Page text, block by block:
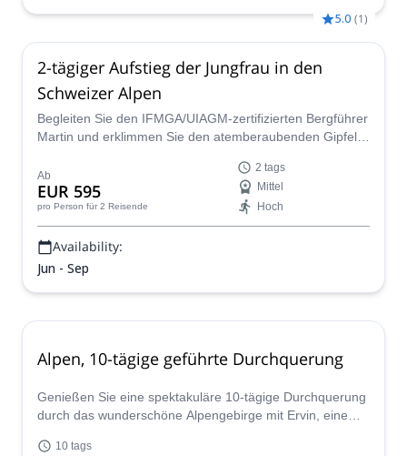
5.0 (1)
2-tägiger Aufstieg der Jungfrau in den
Schweizer Alpen
Begleiten Sie den IFMGA/UIAGM-zertifizierten Bergführer
Martin und erklimmen Sie den atemberaubenden Gipfel
Ab
EUR 595
pro Person für 2 Reisende
2 tags
Mittel
Hoch
Availability:
Jun - Sep
Alpen, 10-tägige geführte Durchquerung
Genießen Sie eine spektakuläre 10-tägige Durchquerung
durch das wunderschöne Alpengebirge mit Ervin, einem
für Sie maßschneidert.
10 tags